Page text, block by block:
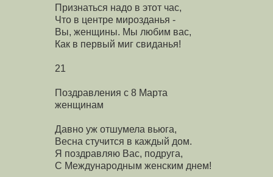
Признаться надо в этот час,
Что в центре мирозданья -
Вы, женщины. Мы любим вас,
Как в первый миг свиданья!
21
Поздравления с 8 Марта
женщинам
Давно уж отшумела вьюга,
Весна стучится в каждый дом.
Я поздравляю Вас, подруга,
С Международным женским днем!